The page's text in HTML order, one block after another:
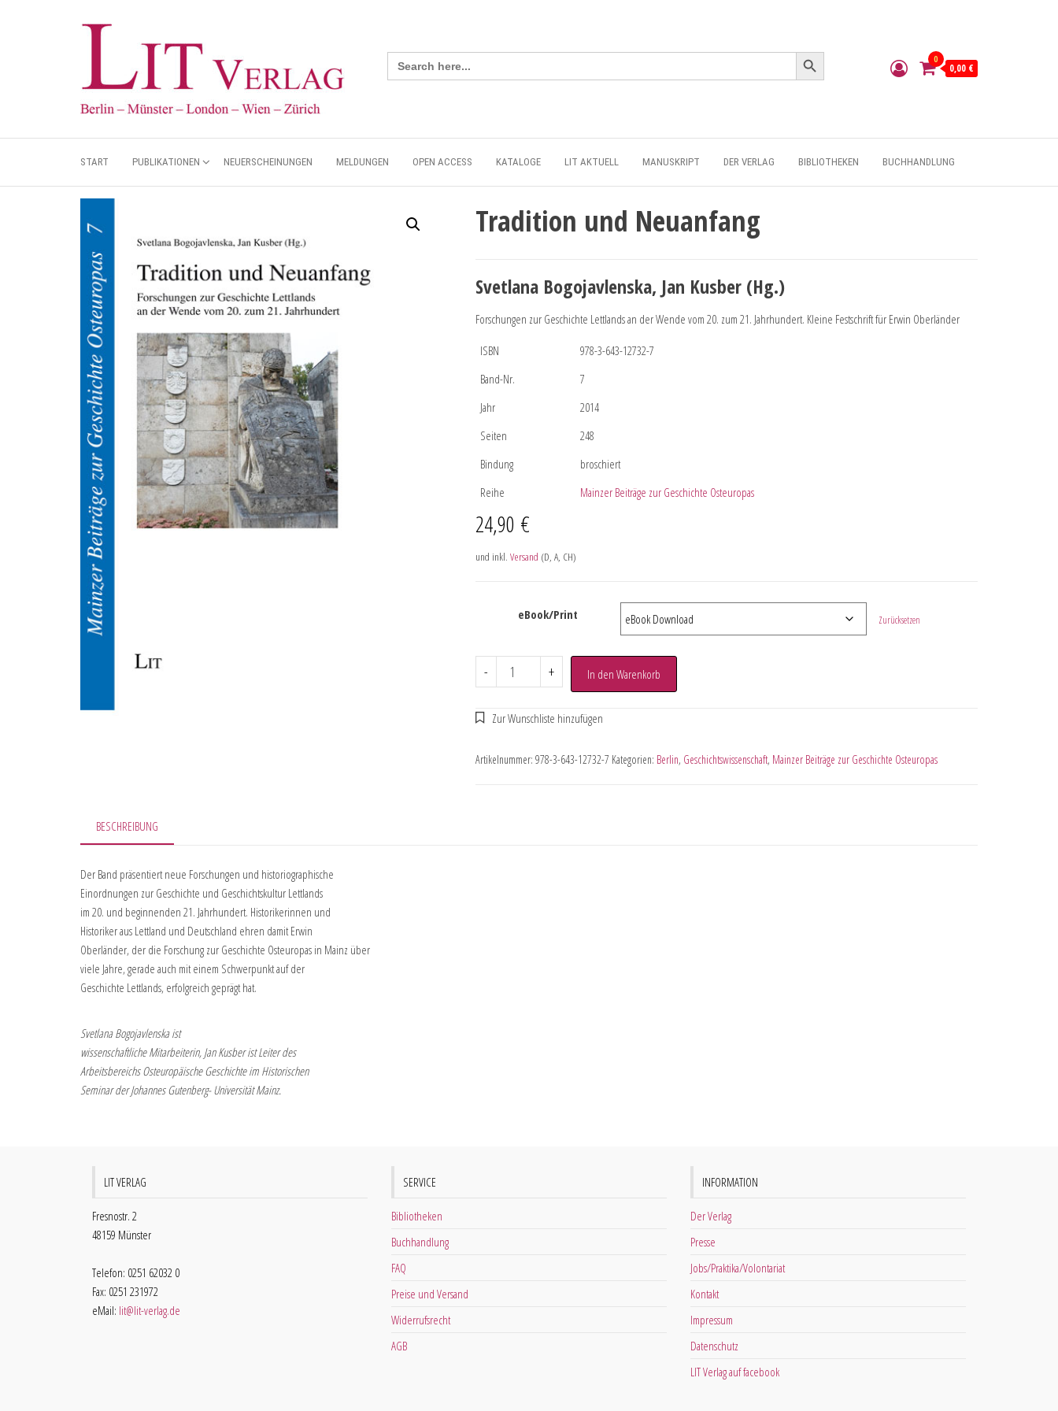
Search
for:
Search Button
0
0,00 €
START PUBLIKATIONEN NEUERSCHEINUNGEN MELDUNGEN OPEN ACCESS KATALOGE LIT AKTUELL MANUSKRIPT DER VERLAG BIBLIOTHEKEN BUCHHANDLUNG
Tradition und Neuanfang
Svetlana Bogojavlenska, Jan Kusber (Hg.)
Forschungen zur Geschichte Lettlands an der Wende vom 20. zum 21. Jahrhundert. Kleine Festschrift für Erwin Oberländer
ISBN
978-3-643-12732-7
Band-Nr.
7
Jahr
2014
Seiten
248
Bindung
broschiert
Reihe
Mainzer Beiträge zur Geschichte Osteuropas
24,90 €
und inkl. Versand (D, A, CH)
eBook/Print Zurücksetzen
- + In den Warenkorb
Artikelnummer: 978-3-643-12732-7 Kategorien: Berlin, Geschichtswissenschaft, Mainzer Beiträge zur Geschichte Osteuropas
BESCHREIBUNG
Der Band präsentiert neue Forschungen und historiographische
Einordnungen zur Geschichte und Geschichtskultur Lettlands
im 20. und beginnenden 21. Jahrhundert. Historikerinnen und
Historiker aus Lettland und Deutschland ehren damit Erwin
Oberländer, der die Forschung zur Geschichte Osteuropas in Mainz über
viele Jahre, gerade auch mit einem Schwerpunkt auf der
Geschichte Lettlands, erfolgreich geprägt hat.
Svetlana Bogojavlenska ist
wissenschaftliche Mitarbeiterin, Jan Kusber ist Leiter des
Arbeitsbereichs Osteuropäische Geschichte im Historischen
Seminar der Johannes Gutenberg- Universität Mainz.
LIT VERLAG
Fresnostr. 2
48159 Münster
Telefon: 0251 62032 0
Fax: 0251 231972
eMail: lit@lit-verlag.de
SERVICE
Bibliotheken
Buchhandlung
FAQ
Preise und Versand
Widerrufsrecht
AGB
INFORMATION
Der Verlag
Presse
Jobs/Praktika/Volontariat
Kontakt
Impressum
Datenschutz
LIT Verlag auf facebook